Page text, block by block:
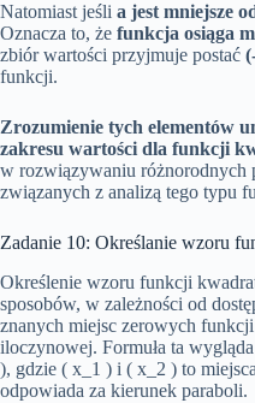
Natomiast jeśli a jest mniejsze
Oznacza to, że funkcja osiąga
zbiór wartości przyjmuje postać
funkcji.
Zrozumienie tych elementów
zakresu wartości dla funkcji
w rozwiązywaniu różnorodnych
związanych z analizą tego typu
Zadanie 10: Określanie wzoru
Określenie wzoru funkcji
sposobów, w zależności od
znanych miejsc zerowych
iloczynowej. Formuła ta
), gdzie ( x_1 ) i ( x_2 ) to
odpowiada za kierunek paraboli.